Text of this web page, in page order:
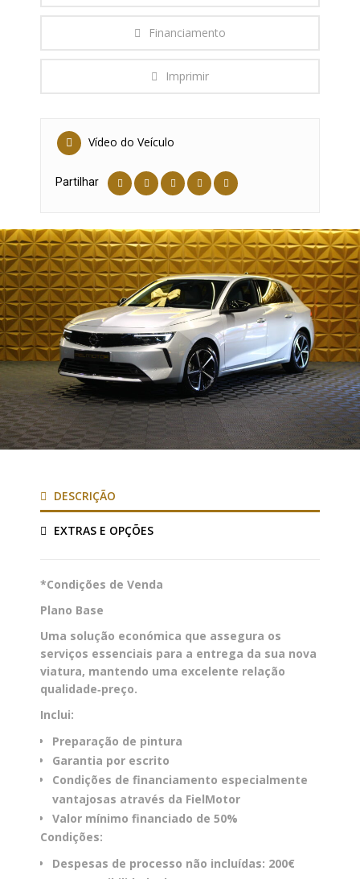
Financiamento
Imprimir
Vídeo do Veículo
Partilhar
DESCRIÇÃO
EXTRAS E OPÇÕES
*Condições de Venda
Plano Base
Uma solução económica que assegura os
serviços essenciais para a entrega da sua nova
viatura, mantendo uma excelente relação
qualidade‑preço.
Inclui:
Preparação de pintura
Garantia por escrito
Condições de financiamento especialmente
vantajosas através da FielMotor
Valor mínimo financiado de 50%
Condições:
Despesas de processo não incluídas: 200€